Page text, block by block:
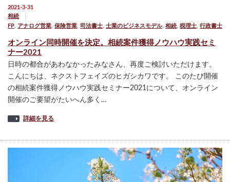
2021-3-31
相続
FP
アナログ営業 保険営業 司法書士 士業のビジネスモデル, 相続 税理士 行政書士
オンライン同時開催を決定。相続案件獲得ノウハウ実践セミ
ナー2021
日時の都合があわなかったみなさん、再度ご検討いただけます。
こんにちは、ネクストフェイズのヒガシカワです。 このたび開催
の相続案件獲得ノウハウ実践セミナー2021について、オンライン
開催のご要望がたいへん多く…
詳細を見る